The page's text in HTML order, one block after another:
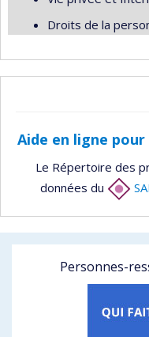
Droits de la
Aide en ligne
Le Répertoire des
données du
Personnes-